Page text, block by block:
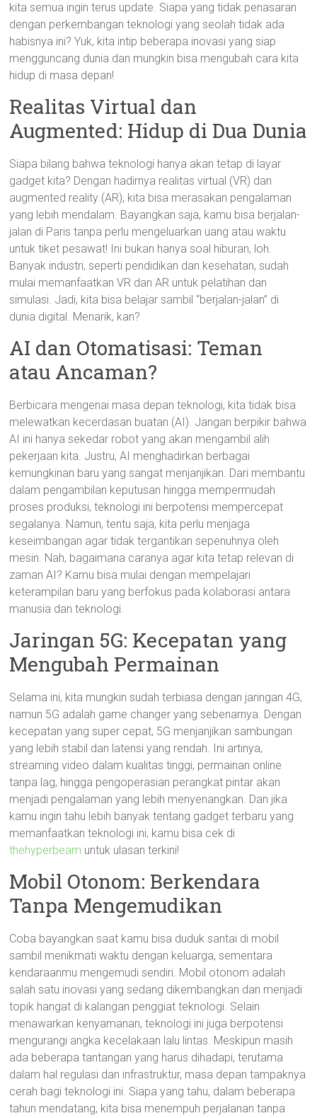
kita semua ingin terus update. Siapa yang tidak penasaran
dengan perkembangan teknologi yang seolah tidak ada
habisnya ini? Yuk, kita intip beberapa inovasi yang siap
mengguncang dunia dan mungkin bisa mengubah cara kita
hidup di masa depan!
Realitas Virtual dan
Augmented: Hidup di Dua Dunia
Siapa bilang bahwa teknologi hanya akan tetap di layar
gadget kita? Dengan hadirnya realitas virtual (VR) dan
augmented reality (AR), kita bisa merasakan pengalaman
yang lebih mendalam. Bayangkan saja, kamu bisa berjalan-
jalan di Paris tanpa perlu mengeluarkan uang atau waktu
untuk tiket pesawat! Ini bukan hanya soal hiburan, loh.
Banyak industri, seperti pendidikan dan kesehatan, sudah
mulai memanfaatkan VR dan AR untuk pelatihan dan
simulasi. Jadi, kita bisa belajar sambil “berjalan-jalan” di
dunia digital. Menarik, kan?
AI dan Otomatisasi: Teman
atau Ancaman?
Berbicara mengenai masa depan teknologi, kita tidak bisa
melewatkan kecerdasan buatan (AI). Jangan berpikir bahwa
AI ini hanya sekedar robot yang akan mengambil alih
pekerjaan kita. Justru, AI menghadirkan berbagai
kemungkinan baru yang sangat menjanjikan. Dari membantu
dalam pengambilan keputusan hingga mempermudah
proses produksi, teknologi ini berpotensi mempercepat
segalanya. Namun, tentu saja, kita perlu menjaga
keseimbangan agar tidak tergantikan sepenuhnya oleh
mesin. Nah, bagaimana caranya agar kita tetap relevan di
zaman AI? Kamu bisa mulai dengan mempelajari
keterampilan baru yang berfokus pada kolaborasi antara
manusia dan teknologi.
Jaringan 5G: Kecepatan yang
Mengubah Permainan
Selama ini, kita mungkin sudah terbiasa dengan jaringan 4G,
namun 5G adalah game changer yang sebenarnya. Dengan
kecepatan yang super cepat, 5G menjanjikan sambungan
yang lebih stabil dan latensi yang rendah. Ini artinya,
streaming video dalam kualitas tinggi, permainan online
tanpa lag, hingga pengoperasian perangkat pintar akan
menjadi pengalaman yang lebih menyenangkan. Dan jika
kamu ingin tahu lebih banyak tentang gadget terbaru yang
memanfaatkan teknologi ini, kamu bisa cek di
thehyperbeam untuk ulasan terkini!
Mobil Otonom: Berkendara
Tanpa Mengemudikan
Coba bayangkan saat kamu bisa duduk santai di mobil
sambil menikmati waktu dengan keluarga, sementara
kendaraanmu mengemudi sendiri. Mobil otonom adalah
salah satu inovasi yang sedang dikembangkan dan menjadi
topik hangat di kalangan penggiat teknologi. Selain
menawarkan kenyamanan, teknologi ini juga berpotensi
mengurangi angka kecelakaan lalu lintas. Meskipun masih
ada beberapa tantangan yang harus dihadapi, terutama
dalam hal regulasi dan infrastruktur, masa depan tampaknya
cerah bagi teknologi ini. Siapa yang tahu, dalam beberapa
tahun mendatang, kita bisa menempuh perjalanan tanpa